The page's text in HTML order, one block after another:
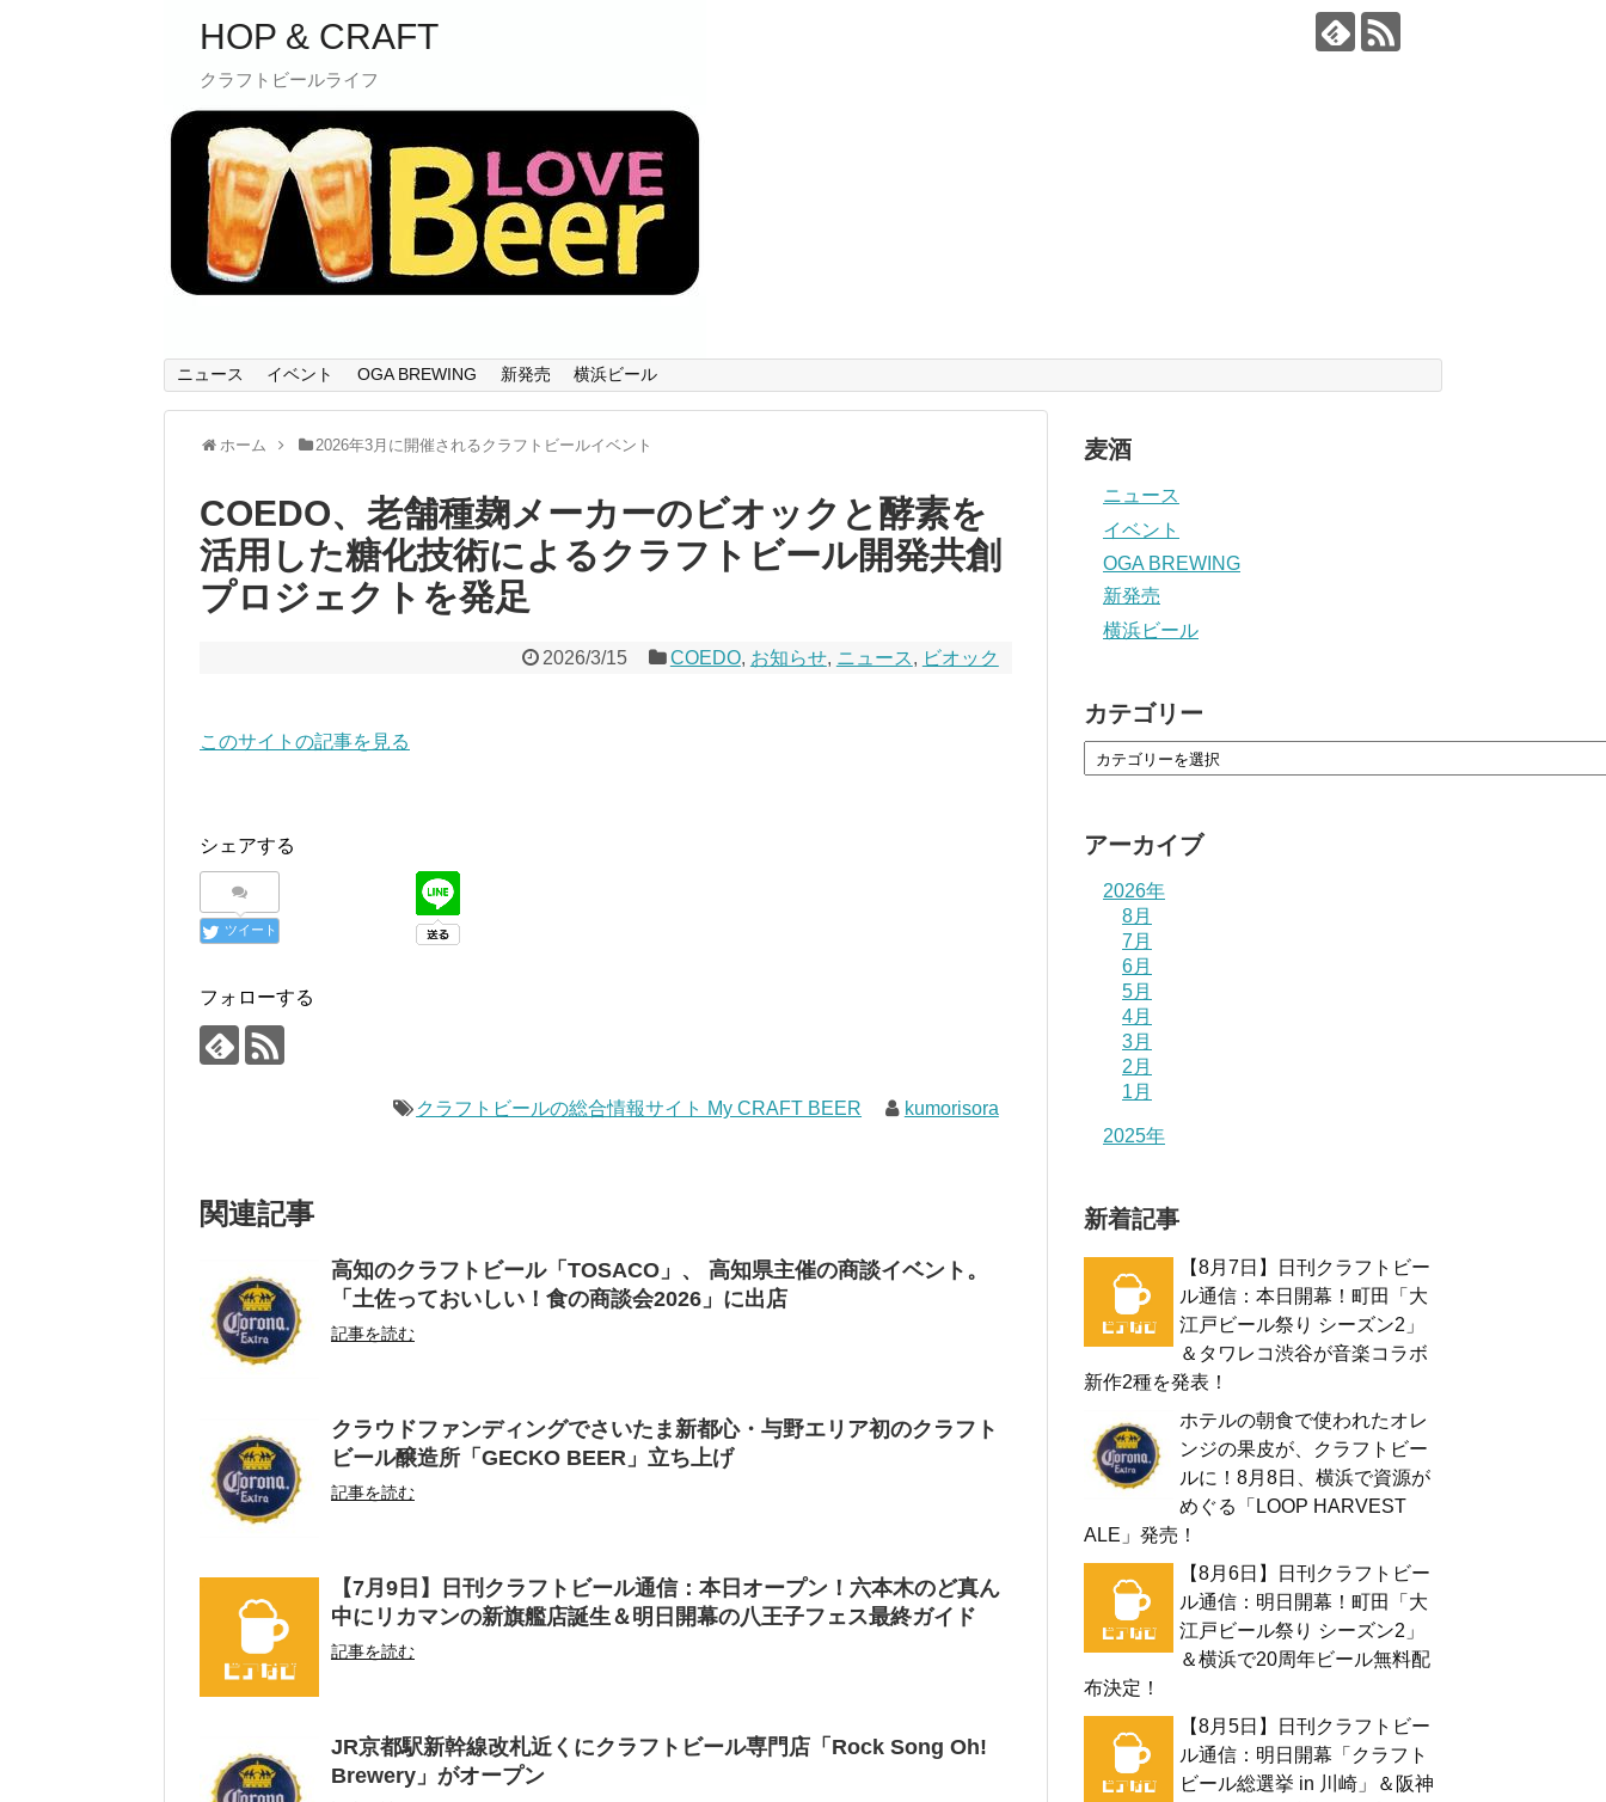
HOP & CRAFT
クラフトビールライフ
ニュース イベント OGA BREWING 新発売 横浜ビール
ホーム 2026年3月に開催されるクラフトビールイベント
COEDO、老舗種麹メーカーのビオックと酵素を
活用した糖化技術によるクラフトビール開発共創
プロジェクトを発足
2026/3/15 COEDO, お知らせ, ニュース, ビオック
このサイトの記事を見る
シェアする
ツイート
フォローする
クラフトビールの総合情報サイト My CRAFT BEER kumorisora
関連記事
高知のクラフトビール「TOSACO」、 高知県主催の商談イベント。
「土佐っておいしい！食の商談会2026」に出店
記事を読む
クラウドファンディングでさいたま新都心・与野エリア初のクラフト
ビール醸造所「GECKO BEER」立ち上げ
記事を読む
【7月9日】日刊クラフトビール通信：本日オープン！六本木のど真ん
中にリカマンの新旗艦店誕生＆明日開幕の八王子フェス最終ガイド
記事を読む
JR京都駅新幹線改札近くにクラフトビール専門店「Rock Song Oh!
Brewery」がオープン
麦酒
ニュース
イベント
OGA BREWING
新発売
横浜ビール
カテゴリー
アーカイブ
2026年
8月
7月
6月
5月
4月
3月
2月
1月
2025年
新着記事
【8月7日】日刊クラフトビー
ル通信：本日開幕！町田「大
江戸ビール祭り シーズン2」
＆タワレコ渋谷が音楽コラボ
新作2種を発表！
ホテルの朝食で使われたオレ
ンジの果皮が、クラフトビー
ルに！8月8日、横浜で資源が
めぐる「LOOP HARVEST
ALE」発売！
【8月6日】日刊クラフトビー
ル通信：明日開幕！町田「大
江戸ビール祭り シーズン2」
＆横浜で20周年ビール無料配
布決定！
【8月5日】日刊クラフトビー
ル通信：明日開幕「クラフト
ビール総選挙 in 川崎」＆阪神